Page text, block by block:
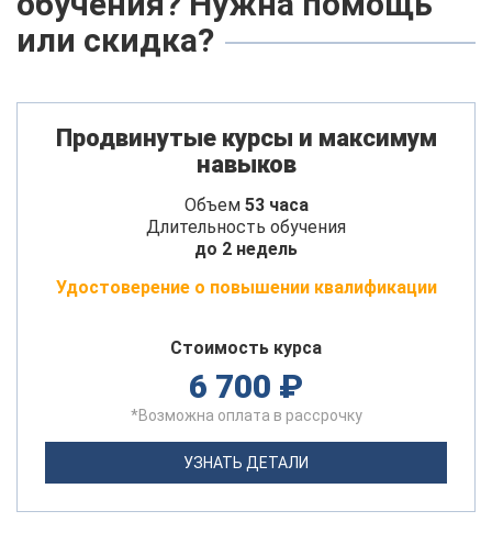
или скидка?
Продвинутые курсы и максимум
навыков
Объем 53 часа
Длительность обучения
до 2 недель
Удостоверение о повышении квалификации
Стоимость курса
6 700 ₽
*Возможна оплата в рассрочку
УЗНАТЬ ДЕТАЛИ